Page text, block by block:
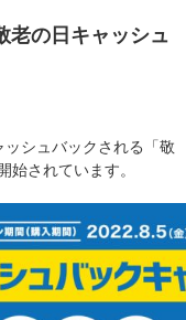
老の日キャッシュ
シュバックされる「敬
始されています。